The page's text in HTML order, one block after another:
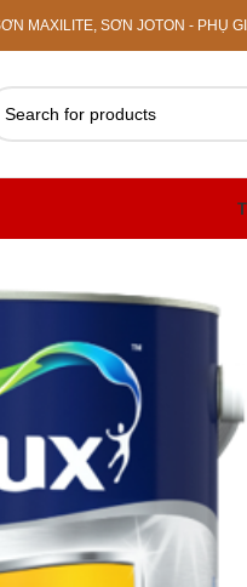
MAXILITE, SƠN JOTON - PHỤ